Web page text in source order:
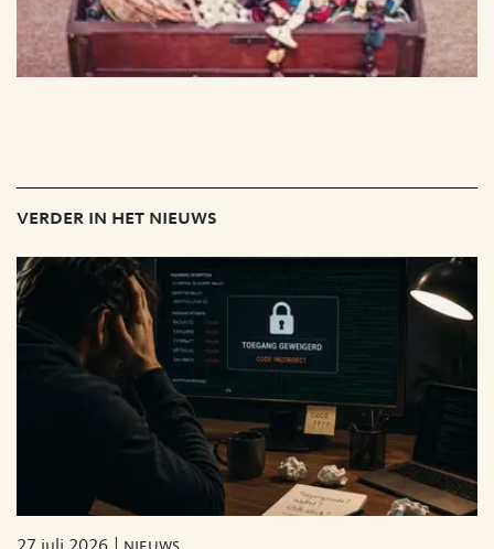
verder in het nieuws